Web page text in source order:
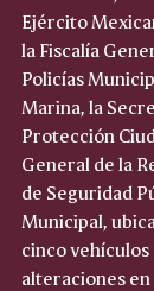
Ejército
la Fiscalía
Policías
Marina, la
Protección
General de la
de Seguridad
Municipal,
cinco
alteraciones